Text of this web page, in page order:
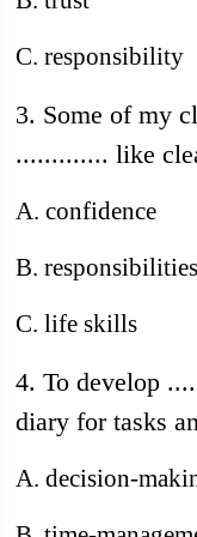
C. responsibility
3. Some of my
............. like
A. confidence
B. responsibilities
C. life skills
4. To develop
diary for tasks
A. decision-